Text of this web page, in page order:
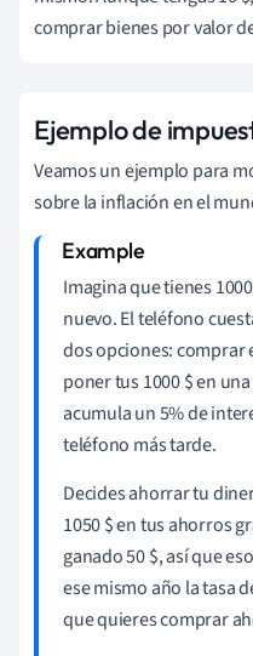
comprar bienes por valor
Ejemplo de
Veamos un ejemplo para
sobre la inflación en el
Imagina que tienes
nuevo. El teléfono
dos opciones: comprar
poner tus 1000 $ en
acumula un 5% de
teléfono más tarde.
Decides ahorrar tu
1050 $ en tus ahorros
ganado 50 $, así que
ese mismo año la tasa
que quieres comprar